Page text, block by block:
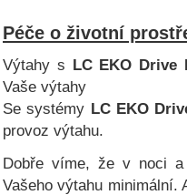
Péče o životní
Výtahy s LC EKO Drive
Vaše výtahy
Se systémy LC EKO
provoz výtahu.
Dobře víme, že v noci
Vašeho výtahu minimální.